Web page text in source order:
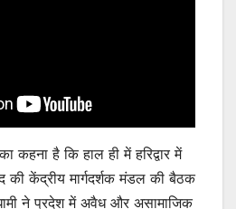
कहना है कि हाल ही में हरिद्वार में
की केंद्रीय मार्गदर्शक मंडल की बैठक
ने प्रदेश में अवैध और असामाजिक